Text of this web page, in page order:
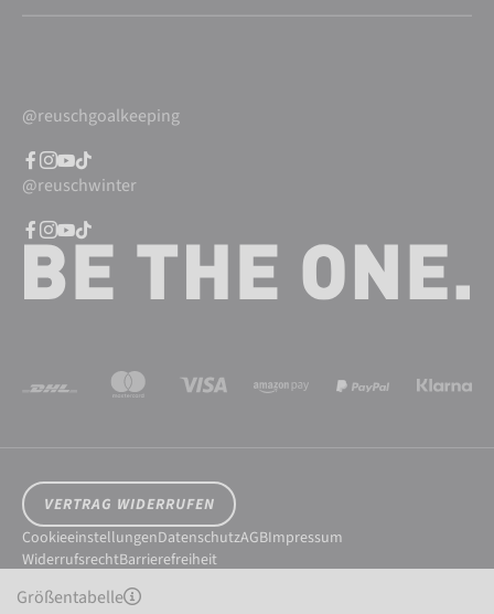
Größentabelle
@reuschgoalkeeping
@reuschwinter
VERTRAG WIDERRUFEN
CookieeinstellungenDatenschutzAGBImpressum
WiderrufsrechtBarrierefreiheit
© 2026 Reusch International SpA - AG